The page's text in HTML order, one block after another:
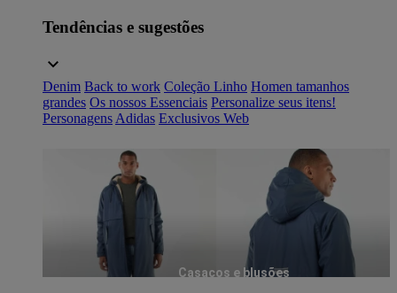
Tendências e sugestões
Denim Back to work Coleção Linho Homen tamanhos
grandes Os nossos Essenciais Personalize seus itens!
Personagens Adidas Exclusivos Web
Casacos e blusões